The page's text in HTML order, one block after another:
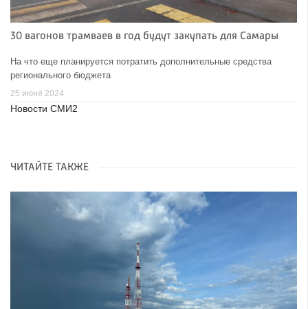
30 вагонов трамваев в год будут закупать для Самары
На что еще планируется потратить дополнительные средства
регионального бюджета
25 июня 2024
Новости СМИ2
ЧИТАЙТЕ ТАКЖЕ